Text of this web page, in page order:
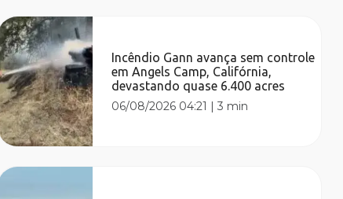
Incêndio Gann avança sem controle
em Angels Camp, Califórnia,
devastando quase 6.400 acres
06/08/2026 04:21 |3 min